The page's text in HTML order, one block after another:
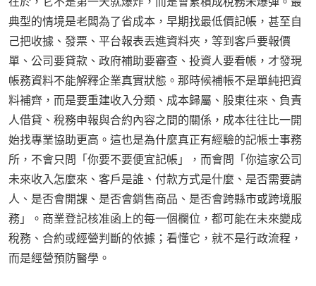
典型的情境是老闆為了省成本，早期找最低價記帳，甚至自
己把收據、發票、平台報表丟進資料夾，等到客戶要報價
單、公司要貸款、政府補助要審查、投資人要看帳，才發現
帳務資料不能解釋企業真實狀態。那時候補帳不是單純把資
料補齊，而是要重建收入分類、成本歸屬、股東往來、負責
人借貸、稅務申報與合約內容之間的關係，成本往往比一開
始找專業協助更高。這也是為什麼真正有經驗的記帳士事務
所，不會只問「你要不要便宜記帳」，而會問「你這家公司
未來收入怎麼來、客戶是誰、付款方式是什麼、是否需要請
人、是否會開課、是否會銷售商品、是否會跨縣市或跨境服
務」。商業登記核准函上的每一個欄位，都可能在未來變成
稅務、合約或經營判斷的依據；看懂它，就不是行政流程，
而是經營預防醫學。